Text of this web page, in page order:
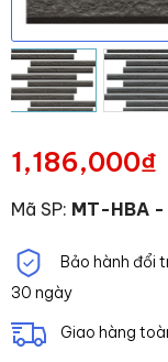
1,186,000₫
Mã SP: MT-HBA -
Bảo hành đổi
30 ngày
Giao hàng